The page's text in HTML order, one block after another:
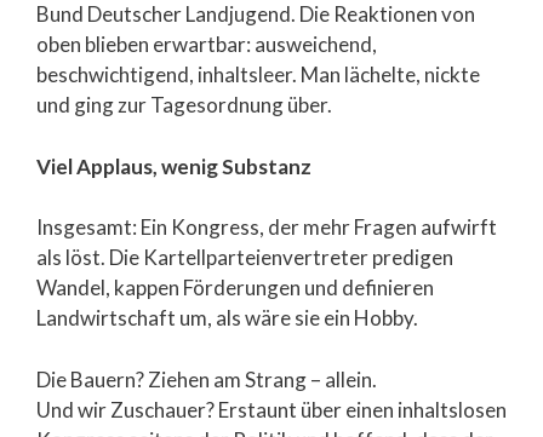
Bund Deutscher Landjugend. Die Reaktionen von
oben blieben erwartbar: ausweichend,
beschwichtigend, inhaltsleer. Man lächelte, nickte
und ging zur Tagesordnung über.
Viel Applaus, wenig Substanz
Insgesamt: Ein Kongress, der mehr Fragen aufwirft
als löst. Die Kartellparteienvertreter predigen
Wandel, kappen Förderungen und definieren
Landwirtschaft um, als wäre sie ein Hobby.
Die Bauern? Ziehen am Strang – allein.
Und wir Zuschauer? Erstaunt über einen inhaltslosen